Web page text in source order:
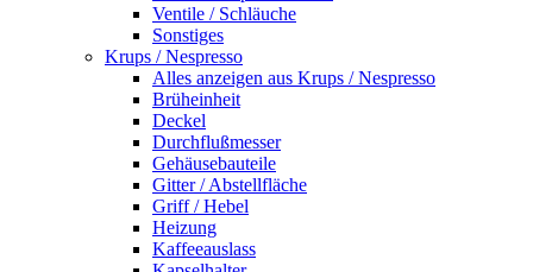
Ventile / Schläuche
Sonstiges
Krups / Nespresso
Alles anzeigen aus Krups / Nespresso
Brüheinheit
Deckel
Durchflußmesser
Gehäusebauteile
Gitter / Abstellfläche
Griff / Hebel
Heizung
Kaffeeauslass